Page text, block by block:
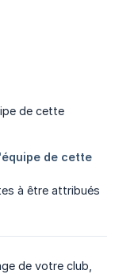
à être attribués
de votre club,